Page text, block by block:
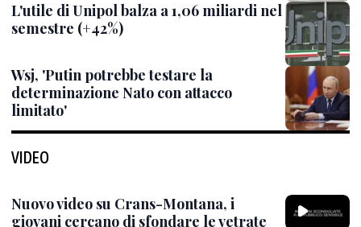
L'utile di Unipol balza a 1,06 miliardi nel
semestre (+42%)
Wsj, 'Putin potrebbe testare la
determinazione Nato con attacco
limitato'
VIDEO
Nuovo video su Crans-Montana, i
giovani cercano di sfondare le vetrate